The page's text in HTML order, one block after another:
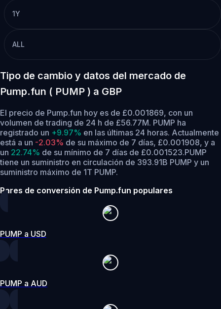
1Y
ALL
Tipo de cambio y datos del mercado de
Pump.fun ( PUMP ) a GBP
El precio de Pump.fun hoy es de £0.001869, con un
volumen de trading de 24 h de £56.77M. PUMP ha
registrado un +9.97% en las últimas 24 horas. Actualmente
está a un -2.03% de su máximo de 7 días, £0.001908, y a
un 22.74% de su mínimo de 7 días de £0.001523.PUMP
tiene un suministro en circulación de 393.91B PUMP y un
suministro máximo de 1T PUMP.
Pares de conversión de Pump.fun populares
PUMP a USD
PUMP a AUD